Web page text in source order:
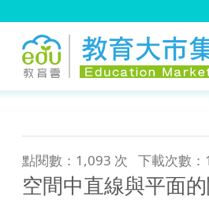
點閱數：1,093 次 下載次數：
空間中直線與平面